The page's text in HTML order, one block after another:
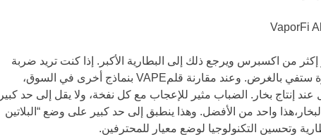
إكثر من اكسبرس ويرجع ذلك إلى البطارية الأكبر. إذا كنت تريد ضربة
قوية في الحلق،ال650mAh الكبيرة ستفي بالغرض. وعند مقارنة قلمVAPE بنماذج أخرى في السوق،
إنتاج بخار. الضباب مثير للإعجاب مع كل نفخة، ولا يقل إلى حد كبير
واحد من الأفضل. وهذا ينطبق إلى حد كبير على وضع “البلاتين